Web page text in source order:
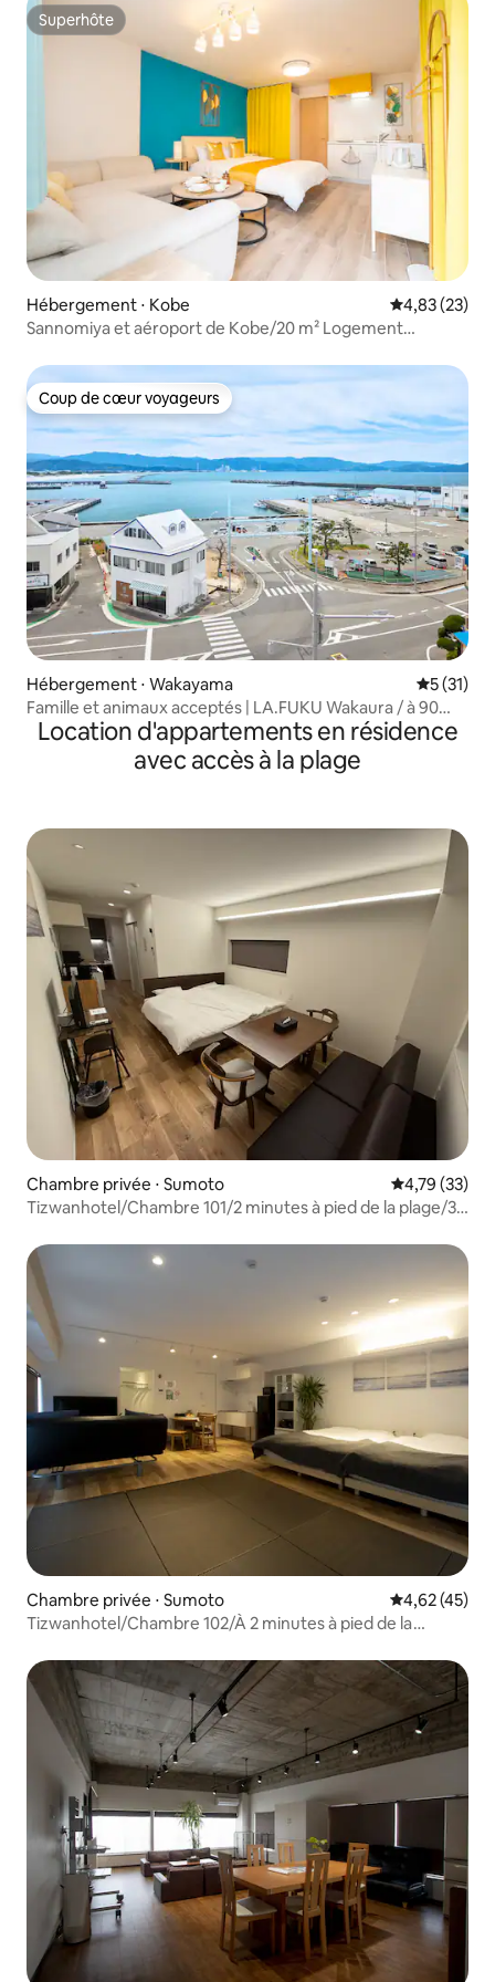
Superhôte
Superhôte
Hébergement ⋅ Kobe Évaluation
4,83 (23)
Sannomiya et aéroport de Kobe/20 m² Logement
Coup de cœur voyageurs
Coup de cœur voyageurs
Hébergement ⋅ Wakayama
5 (31)
Famille et animaux acceptés | LA.FUKU Wakaura / à 90
minutes d'Osaka
Location d'appartements en résidence
avec accès à la plage
Chambre privée ⋅ Sumoto Évaluation
4,79 (33)
Tizwanhotel/Chambre 101/2 minutes à pied de la plage/3
Chambre privée ⋅ Sumoto Évaluation
4,62 (45)
Tizwanhotel/Chambre 102/À 2 minutes à pied de la